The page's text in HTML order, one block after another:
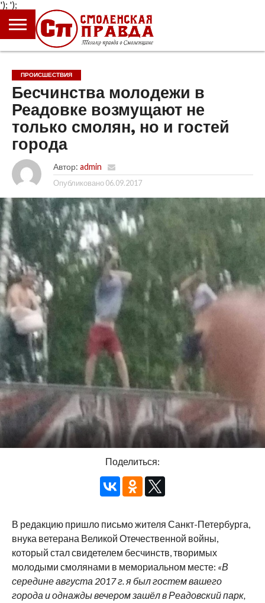
');
ГЛАВНАЯ
НОВОСТИ
ПРОИСШЕСТВИЯ
ПОЛИТИКА
КУЛЬТУРА
ЭКОНОМИКА
ОБЩЕСТВО
БЛОГИ
ПРОИСШЕСТВИЯ
Бесчинства молодежи в
Реадовке возмущают не
только смолян, но и гостей
города
Автор: admin
Опубликовано 06.09.2017
Поделиться:
В редакцию пришло письмо жителя Санкт-Петербурга,
внука ветерана Великой Отечественной войны,
который стал свидетелем бесчинств, творимых
молодыми смолянами в мемориальном месте: «В
середине августа 2017 г. я был гостем вашего
города и однажды вечером зашёл в Реадовский парк,
');